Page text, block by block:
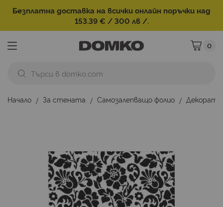
Безплатна доставка на всички онлайн поръчки над
153.39 € / 300 лв /.
Моята
0
Начало За стената Самозалепващо фолио
изображенията